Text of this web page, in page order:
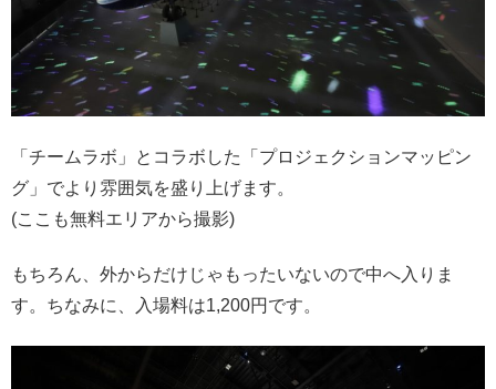
「チームラボ」とコラボした「プロジェクションマッピン
グ」でより雰囲気を盛り上げます。
(ここも無料エリアから撮影)
もちろん、外からだけじゃもったいないので中へ入りま
す。ちなみに、入場料は1,200円です。